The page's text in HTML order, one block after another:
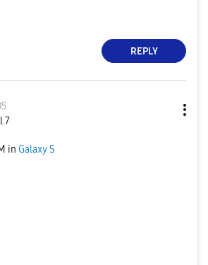
REPLY
7
in Galaxy S